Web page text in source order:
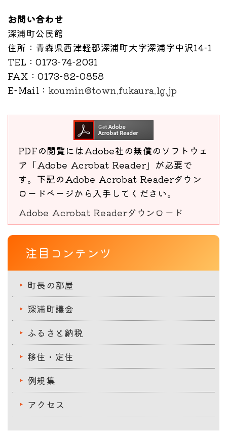
お問い合わせ
深浦町公民館
住所 ：青森県西津軽郡深浦町大字深浦字中沢14-1
TEL ：0173-74-2031
FAX ：0173-82-0858
E-Mail ： koumin@town.fukaura.lg.jp
PDFの閲覧にはAdobe社の無償のソフトウェ
ア「Adobe Acrobat Reader」が必要で
す。下記のAdobe Acrobat Readerダウン
ロードページから入手してください。
Adobe Acrobat Readerダウンロード
注目コンテンツ
町長の部屋
深浦町議会
ふるさと納税
移住・定住
例規集
アクセス